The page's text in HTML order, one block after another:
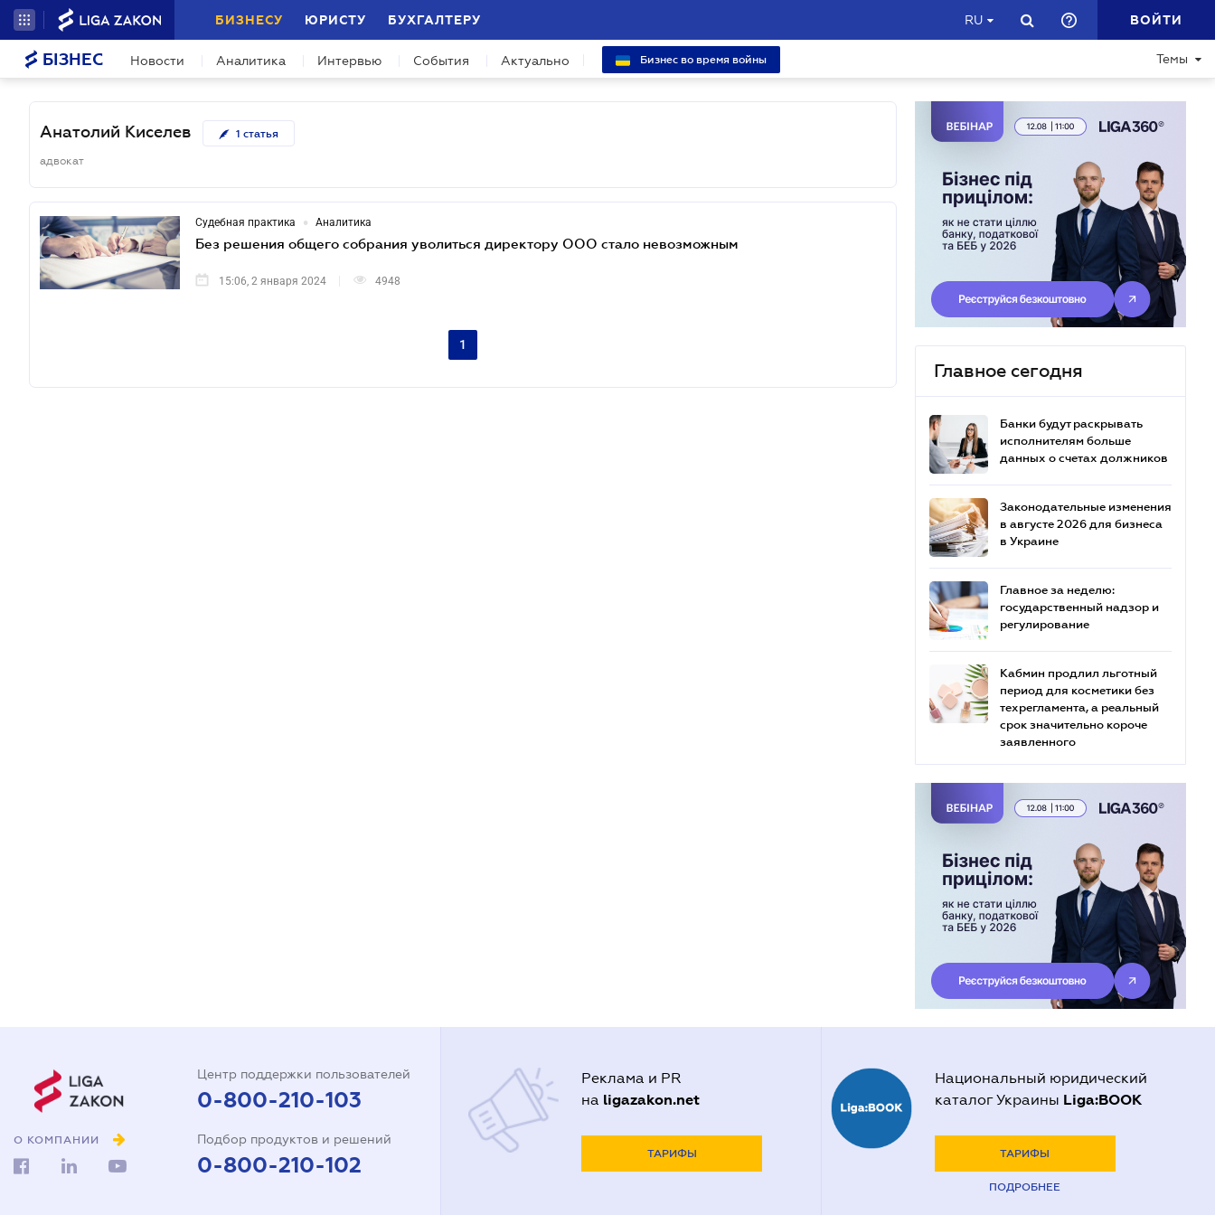
БИЗНЕСУ ЮРИСТУ БУХГАЛТЕРУ RU ВОЙТИ
БІЗНЕС Новости Аналитика Интервью События Актуально Бизнес во время войны Темы
Анатолий Киселев 1 статья
адвокат
Судебная практика • Аналитика
Без решения общего собрания уволиться директору ООО стало невозможным
15:06, 2 января 2024 4948
1
Главное сегодня
Банки будут раскрывать
исполнителям больше
данных о счетах должников
Законодательные изменения
в августе 2026 для бизнеса
в Украине
Главное за неделю:
государственный надзор и
регулирование
Кабмин продлил льготный
период для косметики без
техрегламента, а реальный
срок значительно короче
заявленного
О КОМПАНИИ
Центр поддержки пользователей
0-800-210-103
Подбор продуктов и решений
0-800-210-102
Реклама и PR
на ligazakon.net
ТАРИФЫ
Национальный юридический
каталог Украины Liga:BOOK
ТАРИФЫ
ПОДРОБНЕЕ